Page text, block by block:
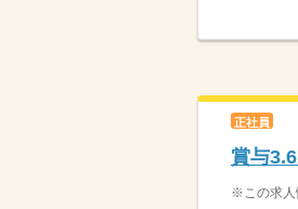
正社員
賞与
※この求人